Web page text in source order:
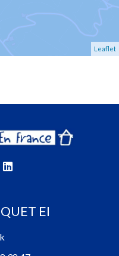
Leaflet
EI